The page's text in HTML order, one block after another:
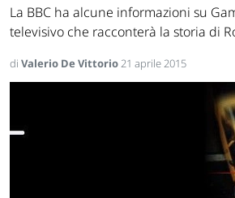
La BBC ha alcune informazioni su
televisivo che racconterà la storia di
di Valerio De Vittorio21 aprile 2015